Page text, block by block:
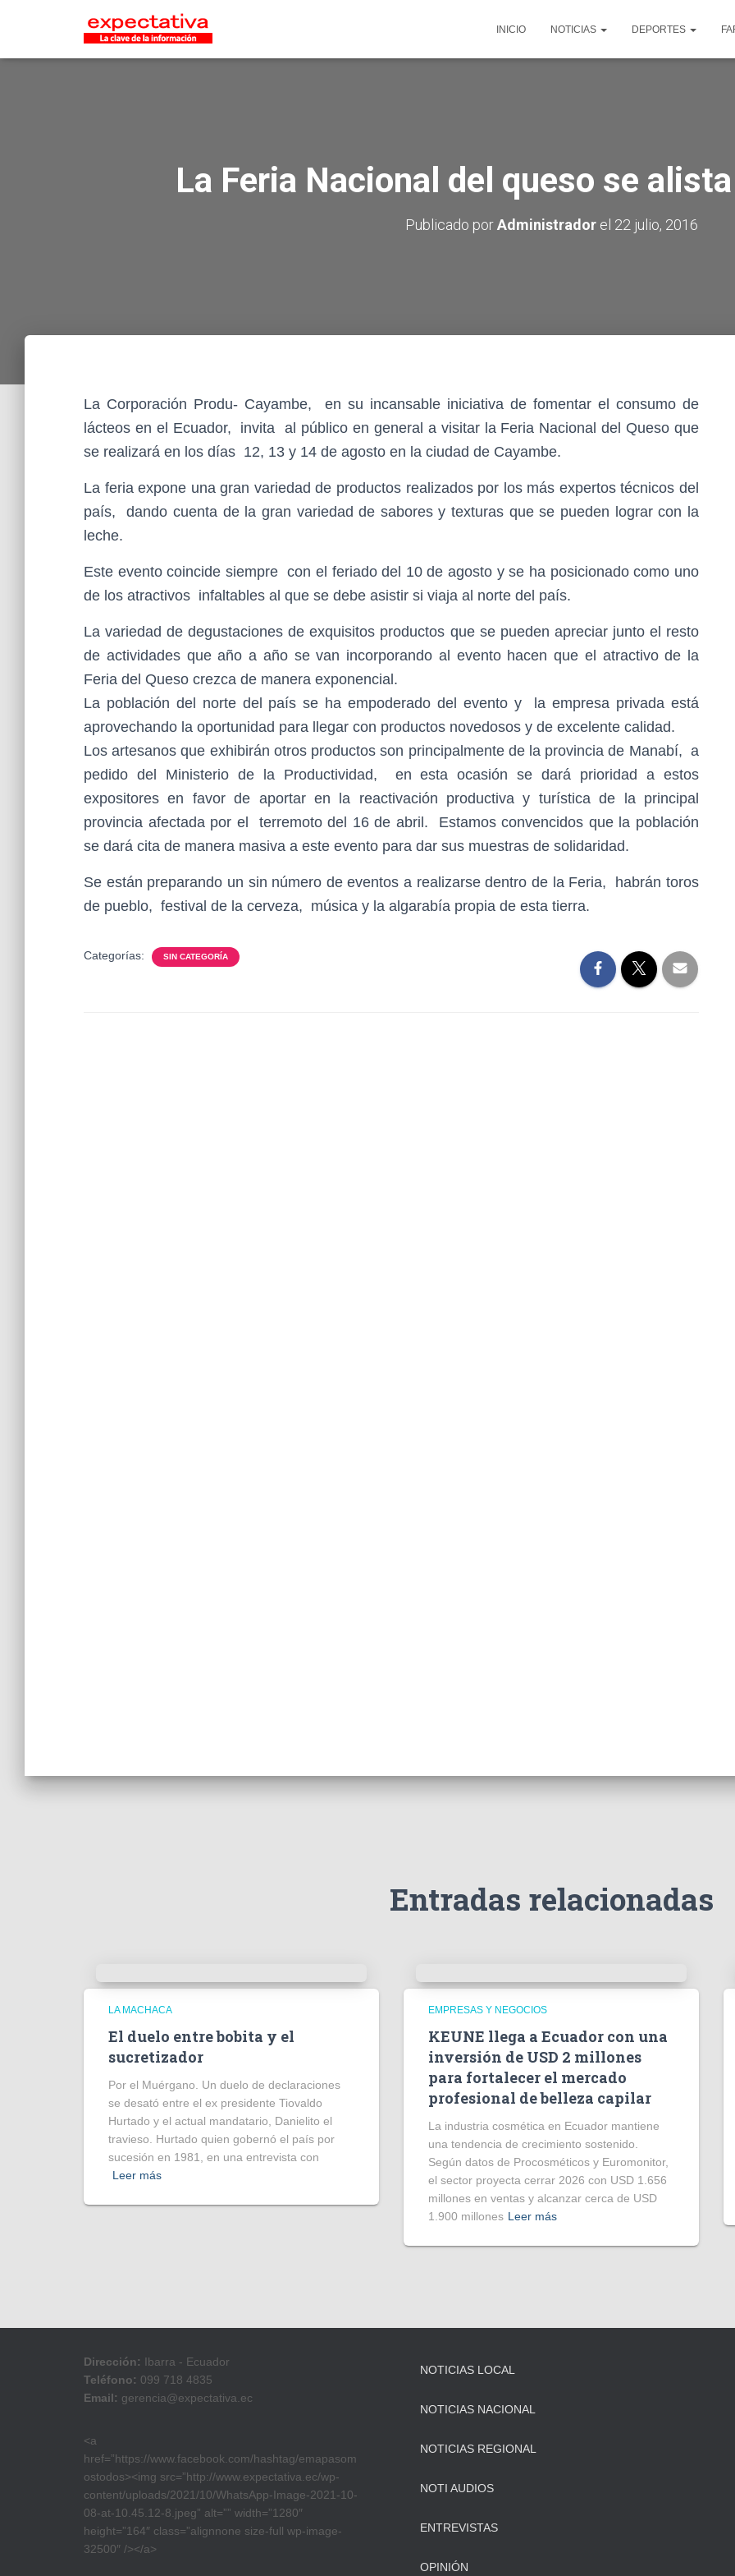
INICIO NOTICIAS DEPORTES
La Feria Nacional del queso se
Publicado porAdministradorel 22 julio, 2016
La Corporación Produ- Cayambe, en su incansable iniciativa de fomentar el consumo de
lácteos en el Ecuador, invita al público en general a visitar la Feria Nacional del Queso que
se realizará en los días 12, 13 y 14 de agosto en la ciudad de Cayambe.
La feria expone una gran variedad de productos realizados por los más expertos técnicos del
país, dando cuenta de la gran variedad de sabores y texturas que se pueden lograr con la
leche.
Este evento coincide siempre con el feriado del 10 de agosto y se ha posicionado como uno
de los atractivos infaltables al que se debe asistir si viaja al norte del país.
La variedad de degustaciones de exquisitos productos que se pueden apreciar junto el resto
de actividades que año a año se van incorporando al evento hacen que el atractivo de la
Feria del Queso crezca de manera exponencial.
La población del norte del país se ha empoderado del evento y la empresa privada está
aprovechando la oportunidad para llegar con productos novedosos y de excelente calidad.
Los artesanos que exhibirán otros productos son principalmente de la provincia de Manabí, a
pedido del Ministerio de la Productividad, en esta ocasión se dará prioridad a estos
expositores en favor de aportar en la reactivación productiva y turística de la principal
provincia afectada por el terremoto del 16 de abril. Estamos convencidos que la población
se dará cita de manera masiva a este evento para dar sus muestras de solidaridad.
Se están preparando un sin número de eventos a realizarse dentro de la Feria, habrán toros
de pueblo, festival de la cerveza, música y la algarabía propia de esta tierra.
Categorías: SIN CATEGORÍA
Entradas relacionadas
LA MACHACA
El duelo entre bobita y el
sucretizador
Por el Muérgano. Un duelo de declaraciones
se desató entre el ex presidente Tiovaldo
Hurtado y el actual mandatario, Danielito el
travieso. Hurtado quien gobernó el país por
sucesión en 1981, en una entrevista con
Leer más
EMPRESAS Y NEGOCIOS
KEUNE llega a Ecuador con una
inversión de USD 2 millones
para fortalecer el mercado
profesional de belleza capilar
La industria cosmética en Ecuador mantiene
una tendencia de crecimiento sostenido.
Según datos de Procosméticos y Euromonitor,
el sector proyecta cerrar 2026 con USD 1.656
millones en ventas y alcanzar cerca de USD
1.900 millones Leer más
Dirección: Ibarra - Ecuador
Teléfono: 099 718 4835
Email: gerencia@expectativa.ec
<a
href=”https://www.facebook.com/hashtag/emapasom
ostodos><img src=”http://www.expectativa.ec/wp-
content/uploads/2021/10/WhatsApp-Image-2021-10-
08-at-10.45.12-8.jpeg” alt=”” width=”1280″
height=”164″ class=”alignnone size-full wp-image-
32500″ /></a>
NOTICIAS LOCAL
NOTICIAS NACIONAL
NOTICIAS REGIONAL
NOTI AUDIOS
ENTREVISTAS
OPINIÓN